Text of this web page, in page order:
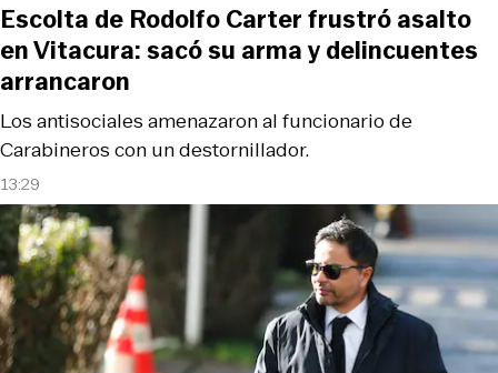
13:29
Los antisociales amenazaron al funcionario de
Carabineros con un destornillador.
Escolta de Rodolfo Carter frustró asalto
en Vitacura: sacó su arma y delincuentes
arrancaron